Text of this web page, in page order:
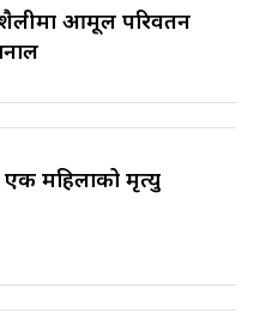
आमूल परिवर्तन
महिलाको मृत्यु